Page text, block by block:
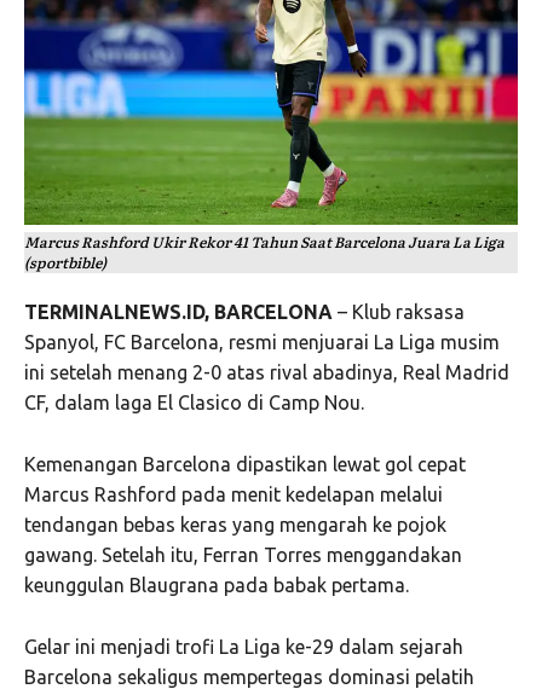
Marcus Rashford Ukir Rekor 41 Tahun Saat Barcelona Juara La Liga
(sportbible)
TERMINALNEWS.ID, BARCELONA – Klub raksasa
Spanyol, FC Barcelona, resmi menjuarai La Liga musim
ini setelah menang 2-0 atas rival abadinya, Real Madrid
CF, dalam laga El Clasico di Camp Nou.
Kemenangan Barcelona dipastikan lewat gol cepat
Marcus Rashford pada menit kedelapan melalui
tendangan bebas keras yang mengarah ke pojok
gawang. Setelah itu, Ferran Torres menggandakan
keunggulan Blaugrana pada babak pertama.
Gelar ini menjadi trofi La Liga ke-29 dalam sejarah
Barcelona sekaligus mempertegas dominasi pelatih